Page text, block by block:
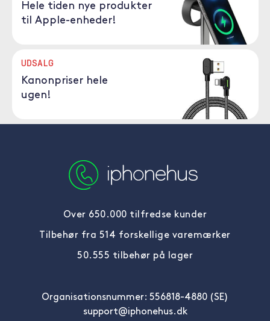
Hele tiden nye produkter
til Apple-enheder!
UDSALG
Kanonpriser hele
ugen!
Over 650.000 tilfredse kunder
Tilbehør fra 514 forskellige varemærker
50.555 tilbehør på lager
Organisationsnummer: 556818-4880 (SE)
support@iphonehus.dk